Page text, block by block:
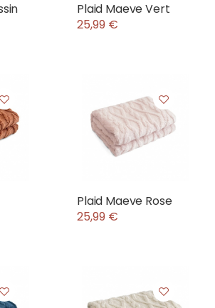
Plaid Maeve Vert
25,99 €
Plaid Maeve Rose
25,99 €